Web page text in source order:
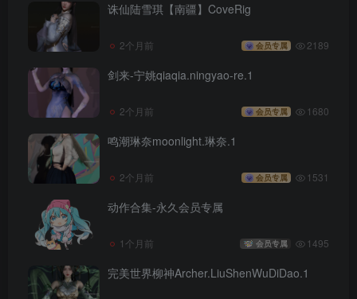
诛仙陆雪琪【南疆】CoveRig
2个月前 会员专属 2189
剑来-宁姚qiaqia.ningyao-re.1
2个月前 会员专属 1680
鸣潮琳奈moonlight.琳奈.1
2个月前 会员专属 1531
动作合集-永久会员专属
1个月前 会员专属 1495
完美世界柳神Archer.LiuShenWuDiDao.1